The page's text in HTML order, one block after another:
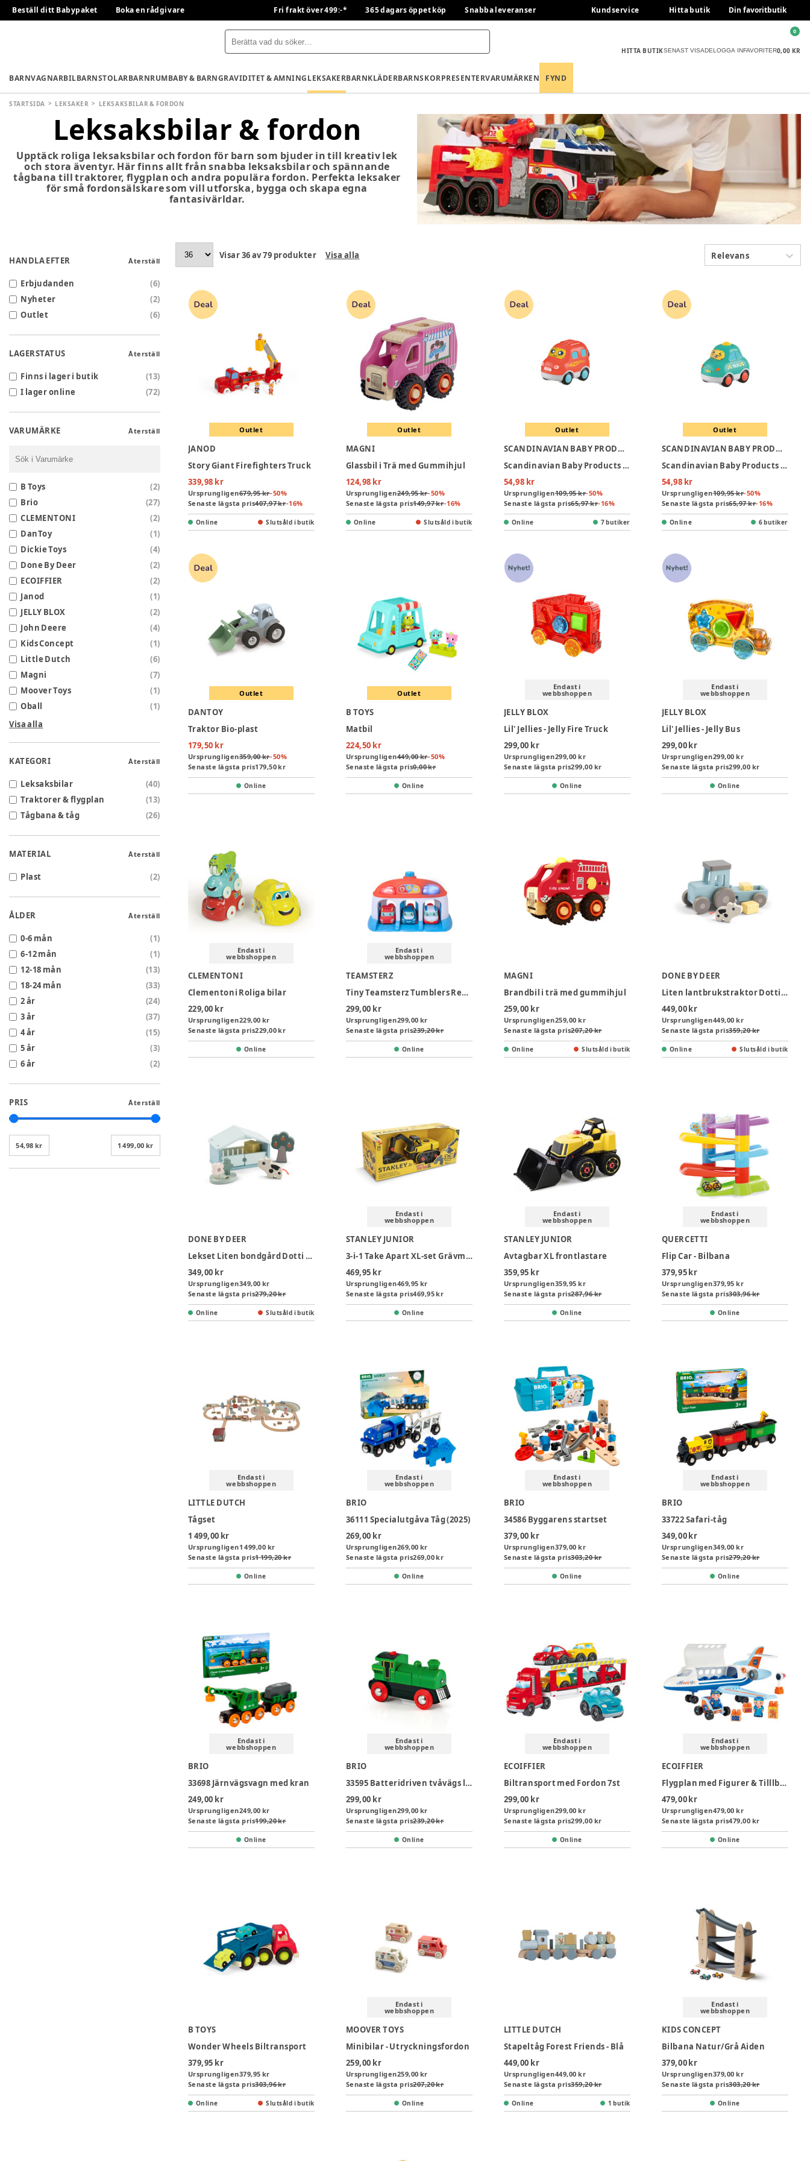
Beställ ditt Babypaket Boka en rådgivare Fri frakt över 499:-* 365 dagars öppet köp Snabba leveranser Kundservice Hitta butik Din favoritbutik
HITTA BUTIKSENAST VISADELOGGA INFAVORITER0,00 KR
0
BARNVAGNARBILBARNSTOLARBARNRUMBABY & BARNGRAVIDITET & AMNINGLEKSAKERBARNKLÄDERBARNSKORPRESENTERVARUMÄRKEN FYND
STARTSIDA LEKSAKER LEKSAKSBILAR & FORDON
Leksaksbilar & fordon
Upptäck roliga leksaksbilar och fordon för barn som bjuder in till kreativ lek
och stora äventyr. Här finns allt från snabba leksaksbilar och spännande
tågbana till traktorer, flygplan och andra populära fordon. Perfekta leksaker
för små fordonsälskare som vill utforska, bygga och skapa egna
fantasivärldar.
HANDLA EFTER Återställ
Erbjudanden (6)
Nyheter
(2)
Outlet
(6)
LAGERSTATUS Återställ
Finns i lager i butik (13)
I lager online
(72)
VARUMÄRKE Återställ
B Toys (2)
Brio
(27)
CLEMENTONI
(2)
DanToy
(1)
Dickie Toys
(4)
Done By Deer
(2)
ECOIFFIER
(2)
Janod
(1)
JELLY BLOX
(2)
John Deere
(4)
Kids Concept
(1)
Little Dutch
(6)
Magni
(7)
Moover Toys
(1)
Oball
(1)
Visa alla
KATEGORI Återställ
Leksaksbilar (40)
Traktorer & flygplan
(13)
Tågbana & tåg
(26)
MATERIAL Återställ
Plast (2)
ÅLDER Återställ
0-6 mån (1)
6-12 mån
(1)
12-18 mån
(13)
18-24 mån
(33)
2 år
(24)
3 år
(37)
4 år
(15)
5 år
(3)
6 år
(2)
PRIS Återställ
54,98 kr 1 499,00 kr
Visar36av79 produkter Visa alla Relevans
Outlet
JANOD
Story Giant Firefighters Truck
339,98 kr
Ursprungligen679,95 kr-50%
Senaste lägsta pris407,97 kr-16%
Online Slutsåld i butik
Outlet
MAGNI
Glassbil i Trä med Gummihjul
124,98 kr
Ursprungligen249,95 kr-50%
Senaste lägsta pris149,97 kr-16%
Online Slutsåld i butik
Outlet
SCANDINAVIAN BABY PRODUCTS
Scandinavian Baby Products Minibil Jeep
54,98 kr
Ursprungligen109,95 kr-50%
Senaste lägsta pris65,97 kr-16%
Online 7 butiker
Outlet
SCANDINAVIAN BABY PRODUCTS
Scandinavian Baby Products Minibil Taxi
54,98 kr
Ursprungligen109,95 kr-50%
Senaste lägsta pris65,97 kr-16%
Online 6 butiker
Outlet
DANTOY
Traktor Bio-plast
179,50 kr
Ursprungligen359,00 kr-50%
Senaste lägsta pris179,50 kr
Online
Outlet
B TOYS
Matbil
224,50 kr
Ursprungligen449,00 kr-50%
Senaste lägsta pris0,00 kr
Online
Endast i
webbshoppen
JELLY BLOX
Lil' Jellies - Jelly Fire Truck
299,00 kr
Ursprungligen299,00 kr
Senaste lägsta pris299,00 kr
Online
Endast i
webbshoppen
JELLY BLOX
Lil' Jellies - Jelly Bus
299,00 kr
Ursprungligen299,00 kr
Senaste lägsta pris299,00 kr
Online
Endast i
webbshoppen
CLEMENTONI
Clementoni Roliga bilar
229,00 kr
Ursprungligen229,00 kr
Senaste lägsta pris229,00 kr
Online
Endast i
webbshoppen
TEAMSTERZ
Tiny Teamsterz Tumblers Rescue HQ With 3 Cars
299,00 kr
Ursprungligen299,00 kr
Senaste lägsta pris239,20 kr
Online
MAGNI
Brandbil i trä med gummihjul
259,00 kr
Ursprungligen259,00 kr
Senaste lägsta pris207,20 kr
Online Slutsåld i butik
DONE BY DEER
Liten lantbrukstraktor Dotti Blå
449,00 kr
Ursprungligen449,00 kr
Senaste lägsta pris359,20 kr
Online Slutsåld i butik
DONE BY DEER
Lekset Liten bondgård Dotti Färgmix
349,00 kr
Ursprungligen349,00 kr
Senaste lägsta pris279,20 kr
Online Slutsåld i butik
Endast i
webbshoppen
STANLEY JUNIOR
3-i-1 Take Apart XL-set Grävmaskin
469,95 kr
Ursprungligen469,95 kr
Senaste lägsta pris469,95 kr
Online
Endast i
webbshoppen
STANLEY JUNIOR
Avtagbar XL frontlastare
359,95 kr
Ursprungligen359,95 kr
Senaste lägsta pris287,96 kr
Online
Endast i
webbshoppen
QUERCETTI
Flip Car - Bilbana
379,95 kr
Ursprungligen379,95 kr
Senaste lägsta pris303,96 kr
Online
Endast i
webbshoppen
LITTLE DUTCH
Tågset
1 499,00 kr
Ursprungligen1 499,00 kr
Senaste lägsta pris1 199,20 kr
Online
Endast i
webbshoppen
BRIO
36111 Specialutgåva Tåg (2025)
269,00 kr
Ursprungligen269,00 kr
Senaste lägsta pris269,00 kr
Online
Endast i
webbshoppen
BRIO
34586 Byggarens startset
379,00 kr
Ursprungligen379,00 kr
Senaste lägsta pris303,20 kr
Online
Endast i
webbshoppen
BRIO
33722 Safari-tåg
349,00 kr
Ursprungligen349,00 kr
Senaste lägsta pris279,20 kr
Online
Endast i
webbshoppen
BRIO
33698 Järnvägsvagn med kran
249,00 kr
Ursprungligen249,00 kr
Senaste lägsta pris199,20 kr
Online
Endast i
webbshoppen
BRIO
33595 Batteridriven tvåvägs lokomotiv, grön/svart
299,00 kr
Ursprungligen299,00 kr
Senaste lägsta pris239,20 kr
Online
Endast i
webbshoppen
ECOIFFIER
Biltransport med Fordon 7st
299,00 kr
Ursprungligen299,00 kr
Senaste lägsta pris299,00 kr
Online
Endast i
webbshoppen
ECOIFFIER
Flygplan med Figurer & Tilllbehör
479,00 kr
Ursprungligen479,00 kr
Senaste lägsta pris479,00 kr
Online
B TOYS
Wonder Wheels Biltransport
379,95 kr
Ursprungligen379,95 kr
Senaste lägsta pris303,96 kr
Online Slutsåld i butik
Endast i
webbshoppen
MOOVER TOYS
Minibilar - Utryckningsfordon
259,00 kr
Ursprungligen259,00 kr
Senaste lägsta pris207,20 kr
Online
LITTLE DUTCH
Stapeltåg Forest Friends - Blå
449,00 kr
Ursprungligen449,00 kr
Senaste lägsta pris359,20 kr
Online 1 butik
Endast i
webbshoppen
KIDS CONCEPT
Bilbana Natur/Grå Aiden
379,00 kr
Ursprungligen379,00 kr
Senaste lägsta pris303,20 kr
Online